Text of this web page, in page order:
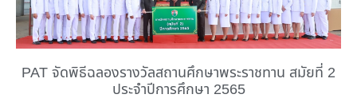
PAT จัดพิธีฉลองรางวัลสถานศึกษาพระราชทาน สมัยที่ 2
ประจำปีการศึกษา 2565